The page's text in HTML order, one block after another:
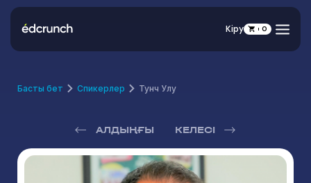
Кіру 0
Басты бет Спикерлер Тунч Улу
АЛДЫҢҒЫ КЕЛЕСІ